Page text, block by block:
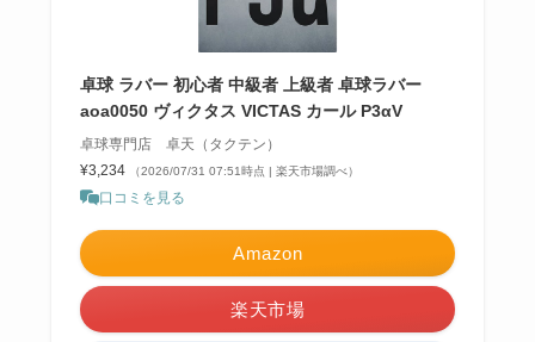
卓球 ラバー 初心者 中級者 上級者 卓球ラバー
aoa0050 ヴィクタス VICTAS カール P3αV
卓球専門店 卓天（タクテン）
¥3,234
（2026/07/31 07:51時点 | 楽天市場調べ）
口コミを見る
Amazon
楽天市場